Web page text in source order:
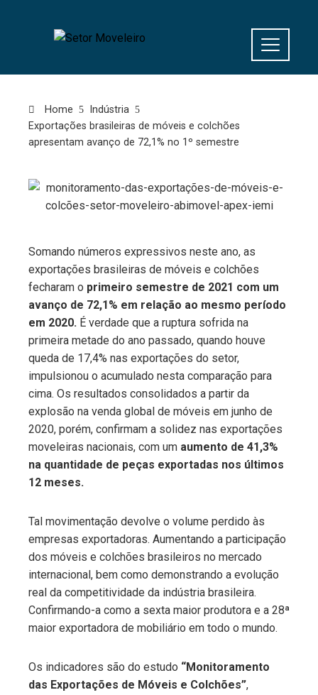
Home
Indústria
Exportações brasileiras de móveis e colchões
apresentam avanço de 72,1% no 1º semestre
Somando números expressivos neste ano, as
exportações brasileiras de móveis e colchões
fecharam o primeiro semestre de 2021 com um
avanço de 72,1% em relação ao mesmo período
em 2020. É verdade que a ruptura sofrida na
primeira metade do ano passado, quando houve
queda de 17,4% nas exportações do setor,
impulsionou o acumulado nesta comparação para
cima. Os resultados consolidados a partir da
explosão na venda global de móveis em junho de
2020, porém, confirmam a solidez nas exportações
moveleiras nacionais, com um aumento de 41,3%
na quantidade de peças exportadas nos últimos
12 meses.
Tal movimentação devolve o volume perdido às
empresas exportadoras. Aumentando a participação
dos móveis e colchões brasileiros no mercado
internacional, bem como demonstrando a evolução
real da competitividade da indústria brasileira.
Confirmando-a como a sexta maior produtora e a 28ª
maior exportadora de mobiliário em todo o mundo.
Os indicadores são do estudo “Monitoramento
das Exportações de Móveis e Colchões”,